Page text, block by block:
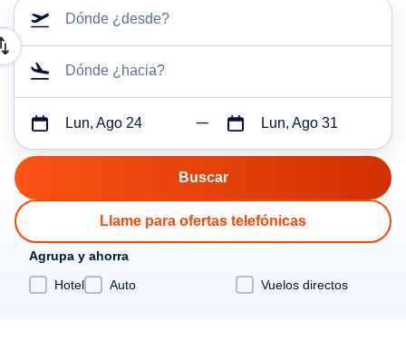
Dónde ¿desde?
Dónde ¿hacia?
Lun, Ago 24 Lun, Ago 31
Llame para ofertas telefónicas
Agrupa y ahorra
Hotel
Auto Vuelos directos